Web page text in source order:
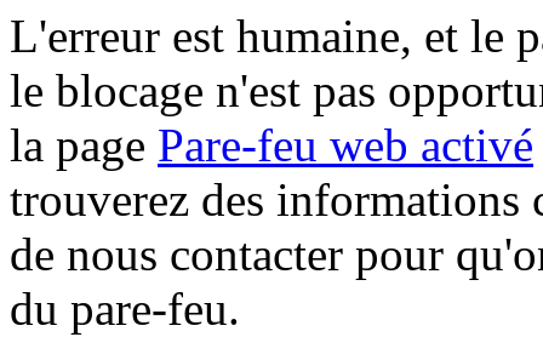
L'erreur est humaine, et le
le blocage n'est pas
la page Pare-feu web activé
trouverez des informations
de nous contacter pour
du pare-feu.